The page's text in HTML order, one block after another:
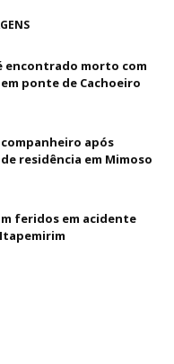
é encontrado morto com
ponte de Cachoeiro
após
residência em Mimoso
feridos em acidente